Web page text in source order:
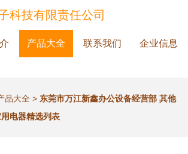
科技有限责任公司
产品大全 联系我们 企业信息
品大全 > 东莞市万江新鑫办公设备经营部 其他
电器精选列表